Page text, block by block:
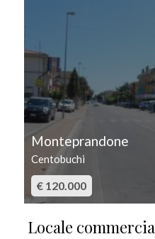
Monteprandone
Centobuchi
€ 120.000
Locale